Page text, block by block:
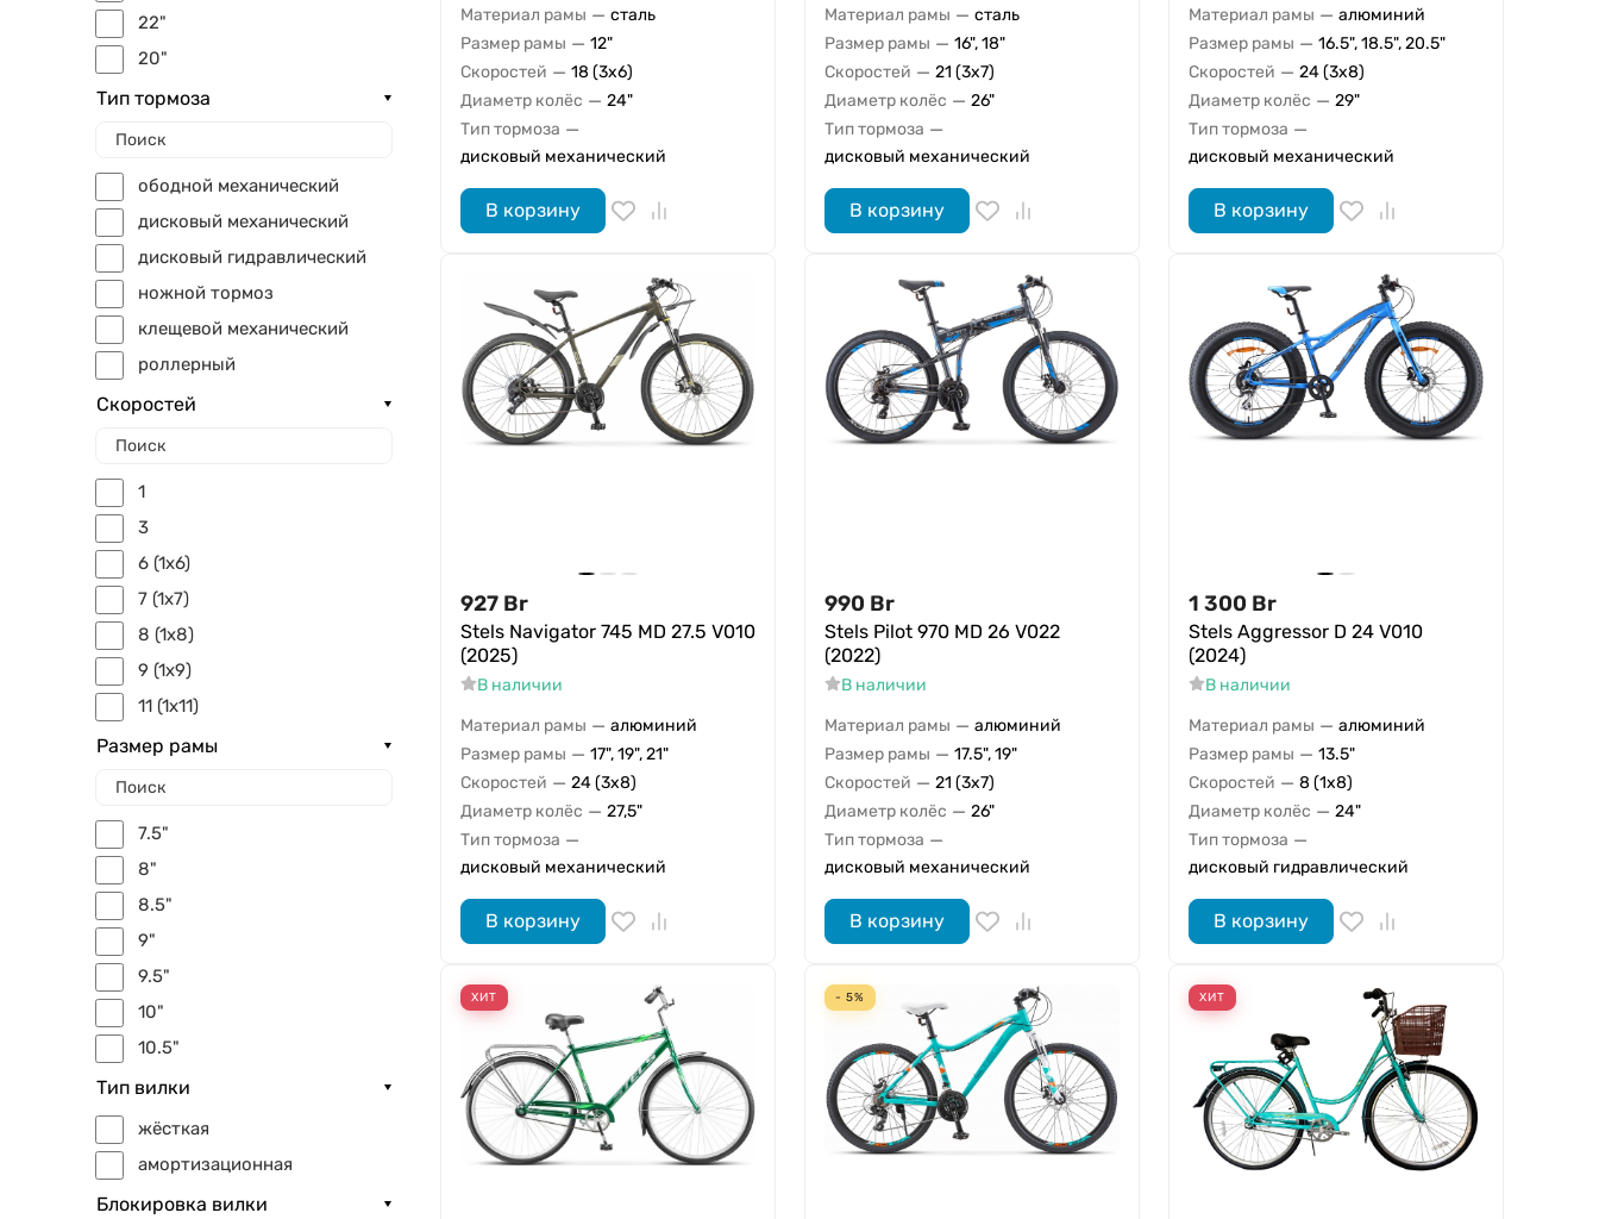
22"
20"
18"
Тип тормоза
ободной механический
дисковый механический
дисковый гидравлический
ножной тормоз
клещевой механический
роллерный
Скоростей
1
3
6 (1x6)
7 (1x7)
8 (1x8)
9 (1x9)
11 (1x11)
12 (1x12)
Размер рамы
7.5"
8"
8.5"
9"
9.5"
10"
10.5"
11"
11.5"
Тип вилки
жёсткая
амортизационная
Блокировка вилки
Материал рамы — сталь
Размер рамы — 12"
Скоростей — 18 (3x6)
Диаметр колёс — 24"
Тип тормоза —
дисковый механический
В корзину
Материал рамы — сталь
Размер рамы — 16", 18"
Скоростей — 21 (3x7)
Диаметр колёс — 26"
Тип тормоза —
дисковый механический
В корзину
Материал рамы — алюминий
Размер рамы — 16.5", 18.5", 20.5"
Скоростей — 24 (3x8)
Диаметр колёс — 29"
Тип тормоза —
дисковый механический
В корзину
927 Br
Stels Navigator 745 MD 27.5 V010
(2025)
В наличии
Материал рамы — алюминий
Размер рамы — 17", 19", 21"
Скоростей — 24 (3x8)
Диаметр колёс — 27,5"
Тип тормоза —
дисковый механический
В корзину
990 Br
Stels Pilot 970 MD 26 V022
(2022)
В наличии
Материал рамы — алюминий
Размер рамы — 17.5", 19"
Скоростей — 21 (3x7)
Диаметр колёс — 26"
Тип тормоза —
дисковый механический
В корзину
1 300 Br
Stels Aggressor D 24 V010
(2024)
В наличии
Материал рамы — алюминий
Размер рамы — 13.5"
Скоростей — 8 (1x8)
Диаметр колёс — 24"
Тип тормоза —
дисковый гидравлический
В корзину
ХИТ - 5% ХИТ